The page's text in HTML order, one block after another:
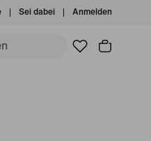
Sei dabei Anmelden